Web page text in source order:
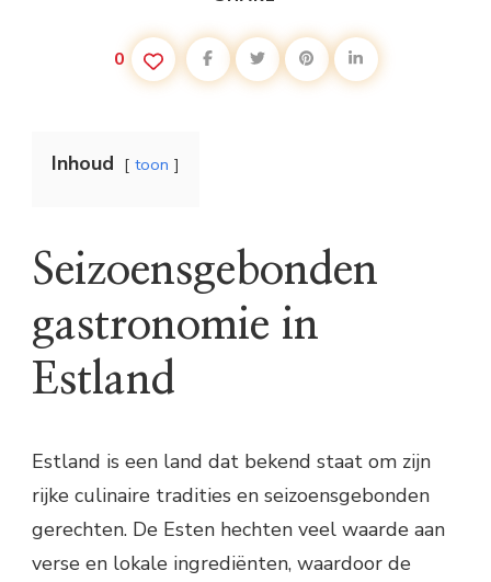
0
Inhoud toon
Seizoensgebonden
gastronomie in
Estland
Estland is een land dat bekend staat om zijn
rijke culinaire tradities en seizoensgebonden
gerechten. De Esten hechten veel waarde aan
verse en lokale ingrediënten, waardoor de